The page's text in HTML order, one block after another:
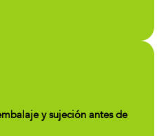
y sujeción antes de